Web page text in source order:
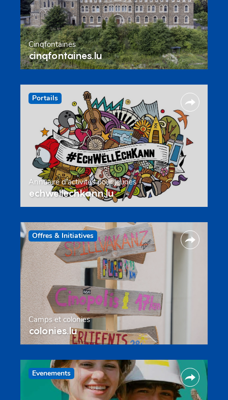
Cinqfontaines
cinqfontaines.lu
Portails
Annuaire d’activités pour jeunes
echwellechkann.lu
Offres & Initiatives
Camps et colonies
colonies.lu
Evenements